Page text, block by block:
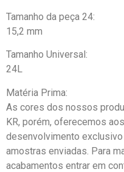
Tamanho da peça 24:
15,2 mm
Tamanho Universal:
24L
Matéria Prima:
As cores dos nossos
KR, porém, oferecemos
desenvolvimento
amostras enviadas. Para
acabamentos entrar em